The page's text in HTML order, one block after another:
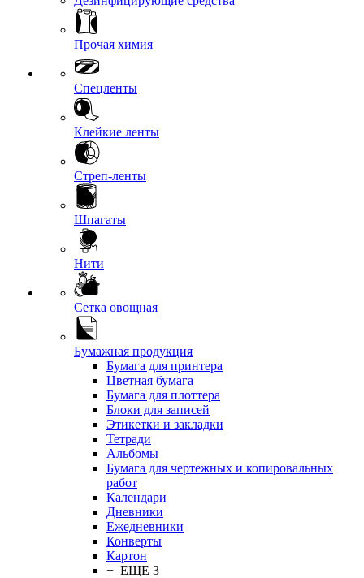
Прочая химия
Спецленты
Клейкие ленты
Стреп-ленты
Шпагаты
Нити
Сетка овощная
Бумажная продукция
Бумага для принтера
Цветная бумага
Бумага для плоттера
Блоки для записей
Этикетки и закладки
Тетради
Альбомы
Бумага для чертежных и копировальных
работ
Календари
Дневники
Ежедневники
Конверты
Картон
+ ЕЩЕ 3